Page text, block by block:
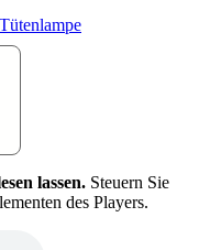
lassen. Steuern Sie
des Players.